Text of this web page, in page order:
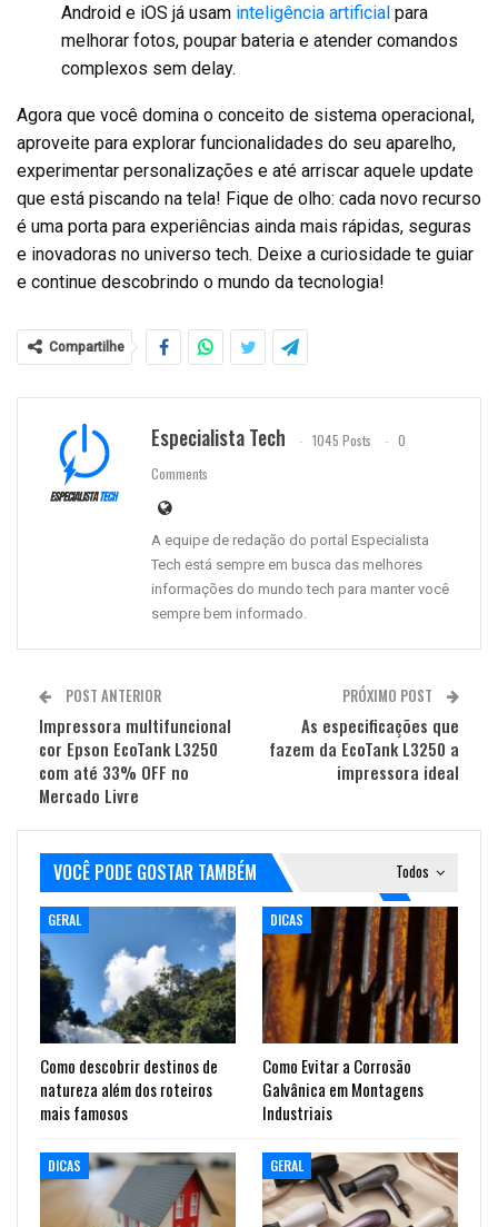
Android e iOS já usam inteligência artificial para
melhorar fotos, poupar bateria e atender comandos
complexos sem delay.
Agora que você domina o conceito de sistema operacional,
aproveite para explorar funcionalidades do seu aparelho,
experimentar personalizações e até arriscar aquele update
que está piscando na tela! Fique de olho: cada novo recurso
é uma porta para experiências ainda mais rápidas, seguras
e inovadoras no universo tech. Deixe a curiosidade te guiar
e continue descobrindo o mundo da tecnologia!
Compartilhe
Especialista Tech 1045 Posts
0
Comments
A equipe de redação do portal Especialista
Tech está sempre em busca das melhores
informações do mundo tech para manter você
sempre bem informado.
POST ANTERIOR
Impressora multifuncional
cor Epson EcoTank L3250
com até 33% OFF no
Mercado Livre
PRÓXIMO POST
As especificações que
fazem da EcoTank L3250 a
impressora ideal
Todos
VOCÊ PODE GOSTAR TAMBÉM
GERAL
Como descobrir destinos de
natureza além dos roteiros
mais famosos
DICAS
Como Evitar a Corrosão
Galvânica em Montagens
Industriais
DICAS GERAL